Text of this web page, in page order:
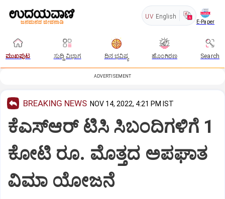
UV English
E-Paper
ಮುಖಪುಟ ಸುದ್ದಿ ವಿಭಾಗ ದಿನ ಭವಿಷ್ಯ ಹೊಂಗಿರಣ Search
ADVERTISEMENT
BREAKING NEWS NOV 14, 2022, 4:21 PM IST
ಕೆಎಸ್ಆರ್ ಟಿಸಿ ಸಿಬಂದಿಗಳಿಗೆ 1
ಕೋಟಿ ರೂ. ಮೊತ್ತದ ಅಪಘಾತ
ವಿಮಾ ಯೋಜನೆ